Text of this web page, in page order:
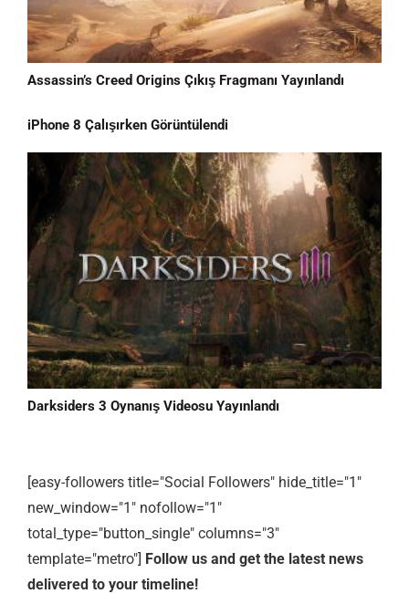
Assassin’s Creed Origins Çıkış Fragmanı Yayınlandı
iPhone 8 Çalışırken Görüntülendi
Darksiders 3 Oynanış Videosu Yayınlandı
[easy-followers title="Social Followers" hide_title="1"
new_window="1" nofollow="1"
total_type="button_single" columns="3"
template="metro"] Follow us and get the latest news
delivered to your timeline!